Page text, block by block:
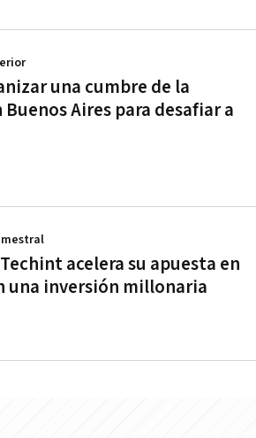
una cumbre de la
Aires para desafiar a
acelera su apuesta en
una inversión millonaria